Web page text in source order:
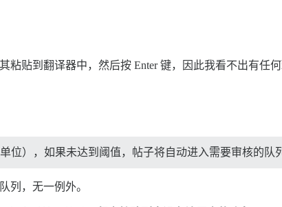
贴到翻译器中，然后按 Enter 键，因此我看不出有任何
位），如果未达到阈值，帖子将自动进入需要审核的队
列，无一例外。